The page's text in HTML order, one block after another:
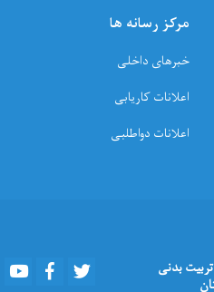
مرکز رسانه ها
خبرهای داخلی
اعلانات کاریابی
اعلانات دواطلبی
بدنی Youtube Facebook